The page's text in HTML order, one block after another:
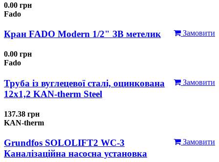
0.00 грн
Fado
Замовити
Кран FADO Modern 1/2" ЗВ метелик
0.00 грн
Fado
Замовити
Труба із вуглецевої сталі, оцинкована
12x1,2 KAN-therm Steel
137.38 грн
KAN-therm
Замовити
Grundfos SOLOLIFT2 WC-3
Каналізаційна насосна установка